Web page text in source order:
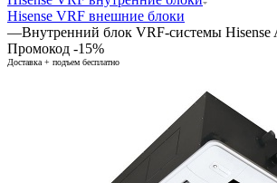
Hisense VRF внешние блоки
—Внутренний блок VRF-системы
Промокод -15%
Доставка + подъем бесплатно